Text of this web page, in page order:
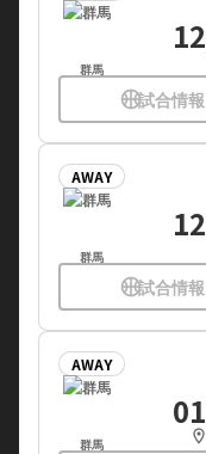
群馬
sports_basketball試合情報
AWAY
群馬
sports_basketball試合情報
AWAY
群馬 location_on